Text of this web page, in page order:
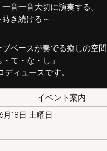
音一音大切に演奏する。
き続ける～
ベースが奏でる癒しの空間
て・な・し」
ディュースです。
イベント案内
月18日 土曜日